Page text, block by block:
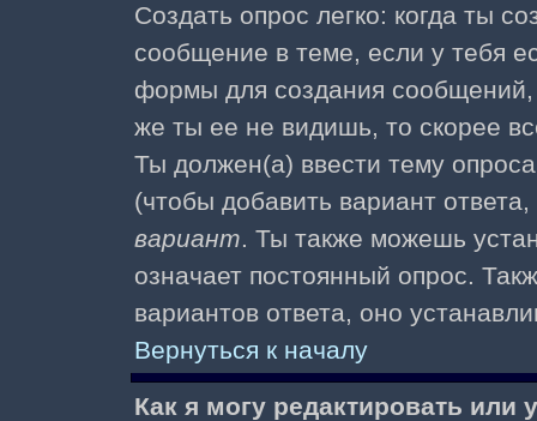
Создать опрос легко: когда ты
сообщение в теме, если у тебя
формы для создания
же ты ее не видишь, то скорее
Ты должен(а) ввести тему
(чтобы добавить вариант
вариант. Ты также можешь
означает постоянный опрос.
вариантов ответа, оно
Вернуться к началу
Как я могу редактировать или